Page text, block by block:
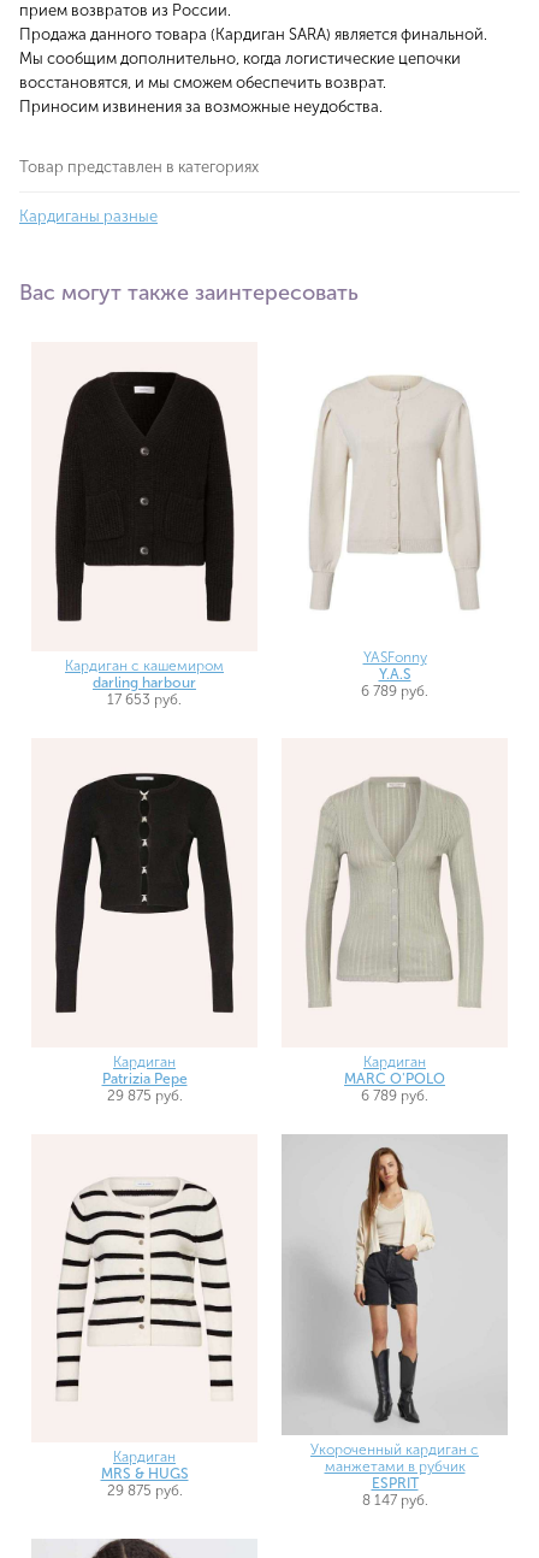
прием возвратов из России.
Продажа данного товара (Кардиган SARA) является финальной.
Мы сообщим дополнительно, когда логистические цепочки
восстановятся, и мы сможем обеспечить возврат.
Приносим извинения за возможные неудобства.
Товар представлен в категориях
Кардиганы разные
Вас могут также заинтересовать
Кардиган с кашемиром
darling harbour
17 653 руб.
YASFonny
Y.A.S
6 789 руб.
Кардиган
Patrizia Pepe
29 875 руб.
Кардиган
MARC O'POLO
6 789 руб.
Кардиган
MRS & HUGS
29 875 руб.
Укороченный кардиган с
манжетами в рубчик
ESPRIT
8 147 руб.